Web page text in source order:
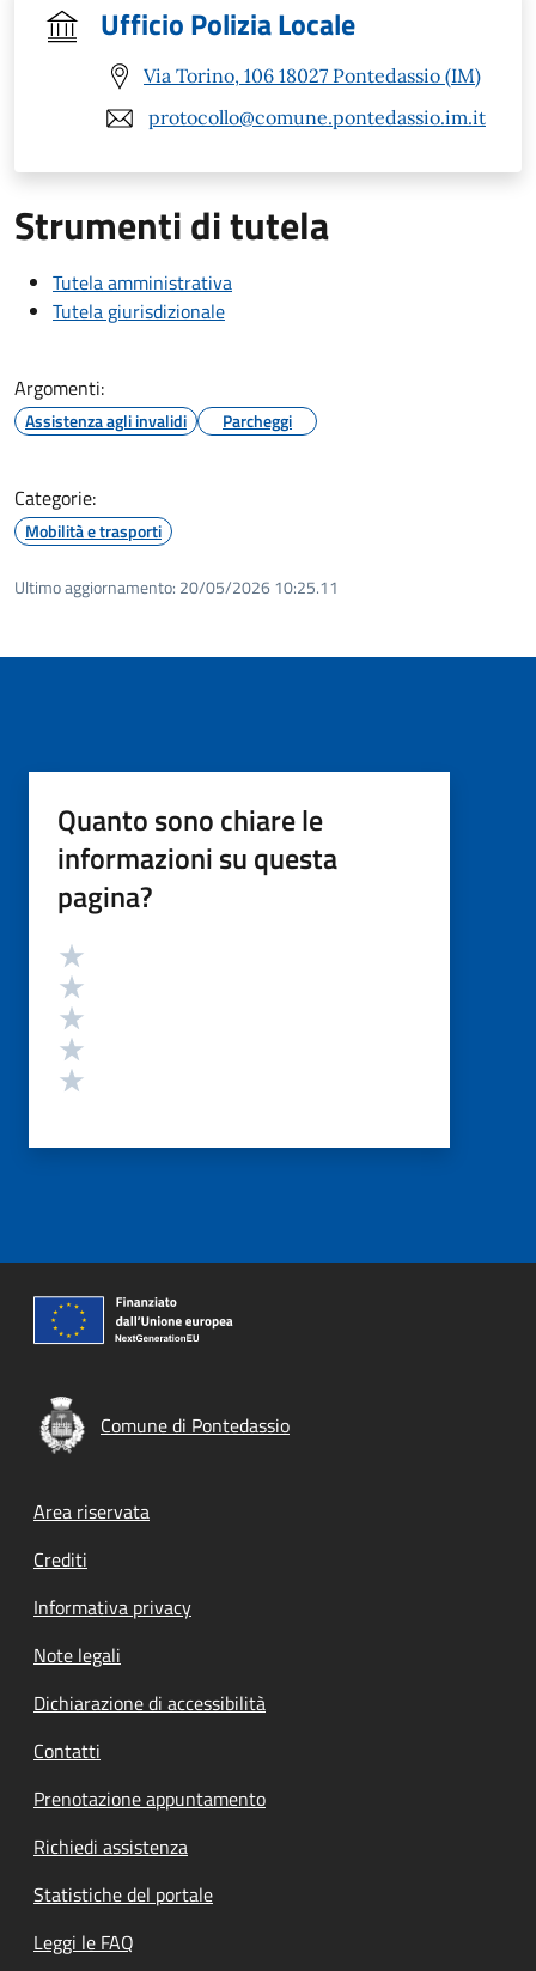
Ufficio Polizia Locale
Via Torino, 106 18027 Pontedassio (IM)
protocollo@comune.pontedassio.im.it
Strumenti di tutela
Tutela amministrativa
Tutela giurisdizionale
Argomenti:
Assistenza agli invalidi Parcheggi
Categorie:
Mobilità e trasporti
Ultimo aggiornamento: 20/05/2026 10:25.11
Quanto sono chiare le
informazioni su questa
pagina?
Valutazione
Comune di Pontedassio
Footer menu
Area riservata
Crediti
Informativa privacy
Note legali
Dichiarazione di accessibilità
Contatti
Prenotazione appuntamento
Richiedi assistenza
Statistiche del portale
Leggi le FAQ